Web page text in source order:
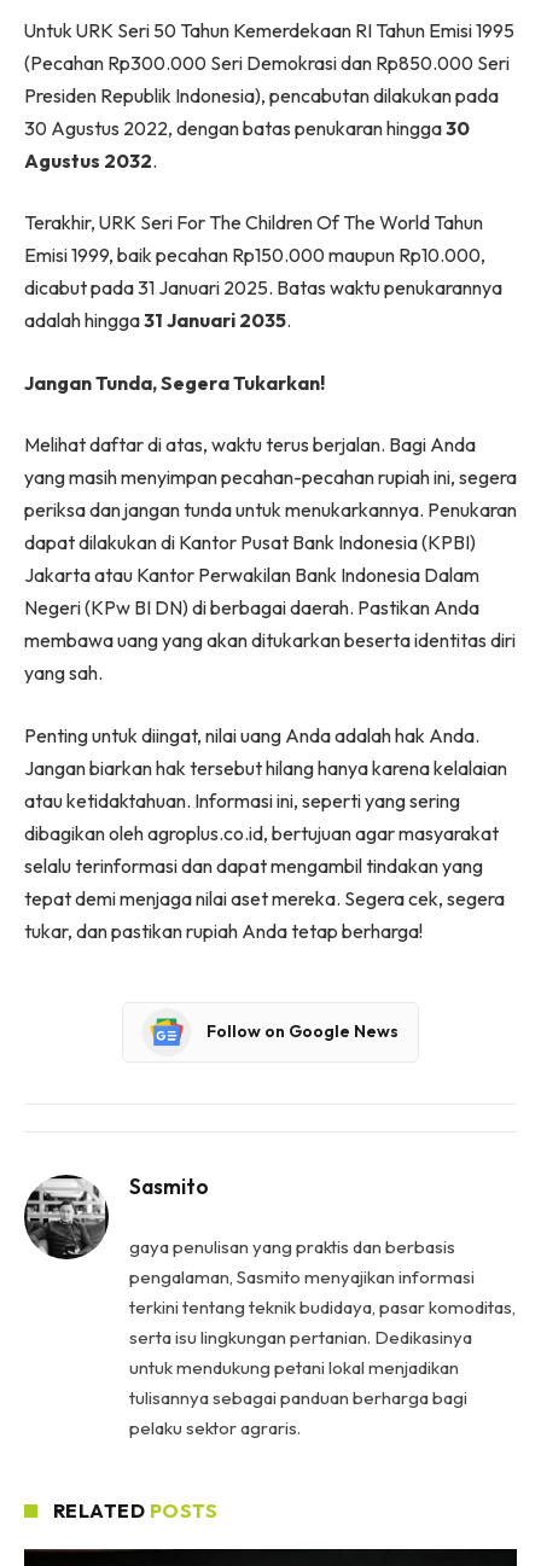
Untuk URK Seri 50 Tahun Kemerdekaan RI Tahun Emisi 1995
(Pecahan Rp300.000 Seri Demokrasi dan Rp850.000 Seri
Presiden Republik Indonesia), pencabutan dilakukan pada
30 Agustus 2022, dengan batas penukaran hingga30
Agustus 2032.
Terakhir, URK Seri For The Children Of The World Tahun
Emisi 1999, baik pecahan Rp150.000 maupun Rp10.000,
dicabut pada 31 Januari 2025. Batas waktu penukarannya
adalah hingga31 Januari 2035.
Jangan Tunda, Segera Tukarkan!
Melihat daftar di atas, waktu terus berjalan. Bagi Anda
yang masih menyimpan pecahan-pecahan rupiah ini, segera
periksa dan jangan tunda untuk menukarkannya. Penukaran
dapat dilakukan di Kantor Pusat Bank Indonesia (KPBI)
Jakarta atau Kantor Perwakilan Bank Indonesia Dalam
Negeri (KPw BI DN) di berbagai daerah. Pastikan Anda
membawa uang yang akan ditukarkan beserta identitas diri
yang sah.
Penting untuk diingat, nilai uang Anda adalah hak Anda.
Jangan biarkan hak tersebut hilang hanya karena kelalaian
atau ketidaktahuan. Informasi ini, seperti yang sering
dibagikan oleh agroplus.co.id, bertujuan agar masyarakat
selalu terinformasi dan dapat mengambil tindakan yang
tepat demi menjaga nilai aset mereka. Segera cek, segera
tukar, dan pastikan rupiah Anda tetap berharga!
Follow on Google News
Sasmito
gaya penulisan yang praktis dan berbasis
pengalaman, Sasmito menyajikan informasi
terkini tentang teknik budidaya, pasar komoditas,
serta isu lingkungan pertanian. Dedikasinya
untuk mendukung petani lokal menjadikan
tulisannya sebagai panduan berharga bagi
pelaku sektor agraris.
RELATED POSTS